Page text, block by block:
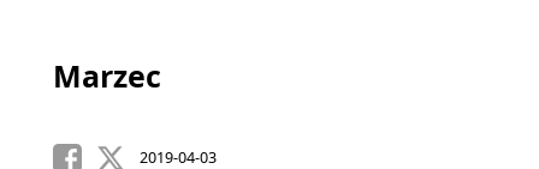
Marzec
2019-04-03